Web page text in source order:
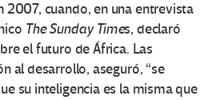
2007, cuando, en una entrevista
The Sunday Times, declaró
el futuro de África. Las
al desarrollo, aseguró, “se
su inteligencia es la misma que